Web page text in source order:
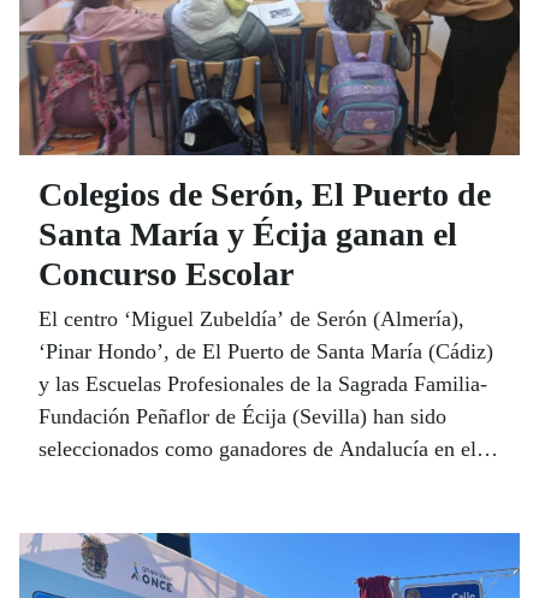
Colegios de Serón, El Puerto de
Santa María y Écija ganan el
Concurso Escolar
El centro ‘Miguel Zubeldía’ de Serón (Almería),
‘Pinar Hondo’, de El Puerto de Santa María (Cádiz)
y las Escuelas Profesionales de la Sagrada Familia-
Fundación Peñaflor de Écija (Sevilla) han sido
seleccionados como ganadores de Andalucía en el
estudiantes a realizar trabajos que impulsen ciudades
y municipios sin barreras como vía para la inclusión